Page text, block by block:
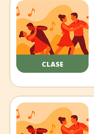
CLASE